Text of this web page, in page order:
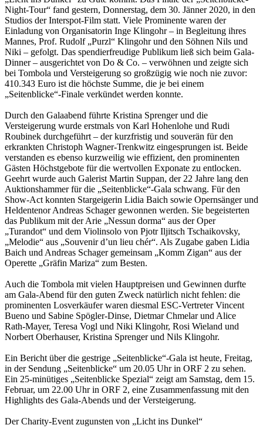
Night-Tour“ fand gestern, Donnerstag, dem 30. Jänner 2020, in den
Studios der Interspot-Film statt. Viele Prominente waren der
Einladung von Organisatorin Inge Klingohr – in Begleitung ihres
Mannes, Prof. Rudolf „Purzl“ Klingohr und den Söhnen Nils und
Niki – gefolgt. Das spendierfreudige Publikum ließ sich beim Gala-
Dinner – ausgerichtet von Do & Co. – verwöhnen und zeigte sich
bei Tombola und Versteigerung so großzügig wie noch nie zuvor:
410.343 Euro ist die höchste Summe, die je bei einem
„Seitenblicke“-Finale verkündet werden konnte.
Durch den Galaabend führte Kristina Sprenger und die
Versteigerung wurde erstmals von Karl Hohenlohe und Rudi
Roubinek durchgeführt – der kurzfristig und souverän für den
erkrankten Christoph Wagner-Trenkwitz eingesprungen ist. Beide
verstanden es ebenso kurzweilig wie effizient, den prominenten
Gästen Höchstgebote für die wertvollen Exponate zu entlocken.
Geehrt wurde auch Galerist Martin Suppan, der 22 Jahre lang den
Auktionshammer für die „Seitenblicke“-Gala schwang. Für den
Show-Act konnten Stargeigerin Lidia Baich sowie Opernsänger und
Heldentenor Andreas Schager gewonnen werden. Sie begeisterten
das Publikum mit der Arie „Nessun dorma“ aus der Oper
„Turandot“ und dem Violinsolo von Pjotr Iljitsch Tschaikovsky,
„Melodie“ aus „Souvenir d’un lieu chér“. Als Zugabe gaben Lidia
Baich und Andreas Schager gemeinsam „Komm Zigan“ aus der
Operette „Gräfin Mariza“ zum Besten.
Auch die Tombola mit vielen Hauptpreisen und Gewinnen durfte
am Gala-Abend für den guten Zweck natürlich nicht fehlen: die
prominenten Losverkäufer waren diesmal ESC-Vertreter Vincent
Bueno und Sabine Spögler-Dinse, Dietmar Chmelar und Alice
Rath-Mayer, Teresa Vogl und Niki Klingohr, Rosi Wieland und
Norbert Oberhauser, Kristina Sprenger und Nils Klingohr.
Ein Bericht über die gestrige „Seitenblicke“-Gala ist heute, Freitag,
in der Sendung „Seitenblicke“ um 20.05 Uhr in ORF 2 zu sehen.
Ein 25-minütiges „Seitenblicke Spezial“ zeigt am Samstag, dem 15.
Februar, um 22.00 Uhr in ORF 2, eine Zusammenfassung mit den
Highlights des Gala-Abends und der Versteigerung.
Der Charity-Event zugunsten von „Licht ins Dunkel“